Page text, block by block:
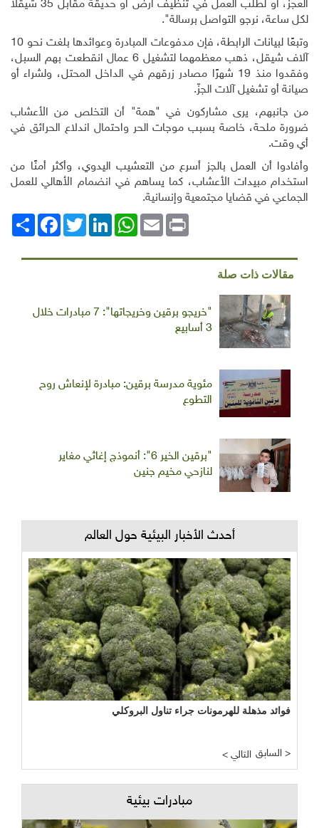
العجز، أو لطلب العمل في تنظيف أرض أو حديقة مقابل 35 شيقلًا
لكل ساعة، نرجو التواصل برسالة".
وتبعًا لبيانات الرابطة، فإن مدفوعات المبادرة وعوائدها بلغت نحو 10
آلاف شيقل، ذهب معظمهما لتشغيل 6 عمال انقطعت بهم السبل،
وفقدوا منذ 19 شهرًا مصادر زرقهم في الداخل المحتل، ولشراء أو
صيانة أو تشغيل آلات الجزّ.
من جانبهم، يرى مشاركون في "همة" أن التخلص من الأعشاب
ضرورة ملحة، خاصة بسبب موجات الحر واحتمال اندلاع الحرائق في
أي وقت.
وأفادوا أن العمل بالجز أسرع من التعشيب اليدوي، وأكثر أمنًا من
استخدام مبيدات الأعشاب، كما يساهم في انضمام الأهالي للعمل
الجماعي في قضايا مجتمعية وإنسانية.
انشر
FacebookTwitterLinkedIn
WhatsAppEmail Print
مقالات ذات صلة
"خريجو برقين وخريجاتها": 7 مبادرات خلال
3 أسابيع
مئوية مدرسة برقين: مبادرة لإنعاش روح
التطوع
"برقين الخير 6": أنموذج إغاثي مغاير
لنازحي مخيم جنين
أحدث الأخبار البيئية حول العالم
فوائد مذهلة للهرمونات جراء تناول البروكلي
< التالي السابق >
مبادرات بيئية